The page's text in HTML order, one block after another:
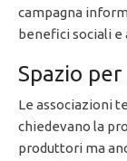
campagna
benefici sociali
Spazio
Le associazioni
chiedevano la
produttori ma